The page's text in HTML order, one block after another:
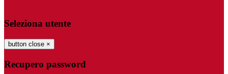
Seleziona utente
button close ×
Recupero password